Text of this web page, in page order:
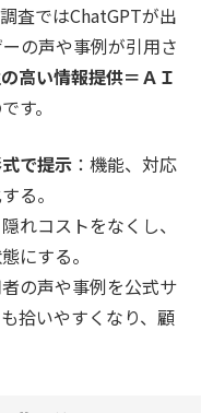
査ではChatGPTが出
の声や事例が引用さ
高い情報提供＝ＡＩ
す。
で提示 ：機能、対応
る。
隠れコストをなくし、
にする。
者の声や事例を公式サ
拾いやすくなり、顧